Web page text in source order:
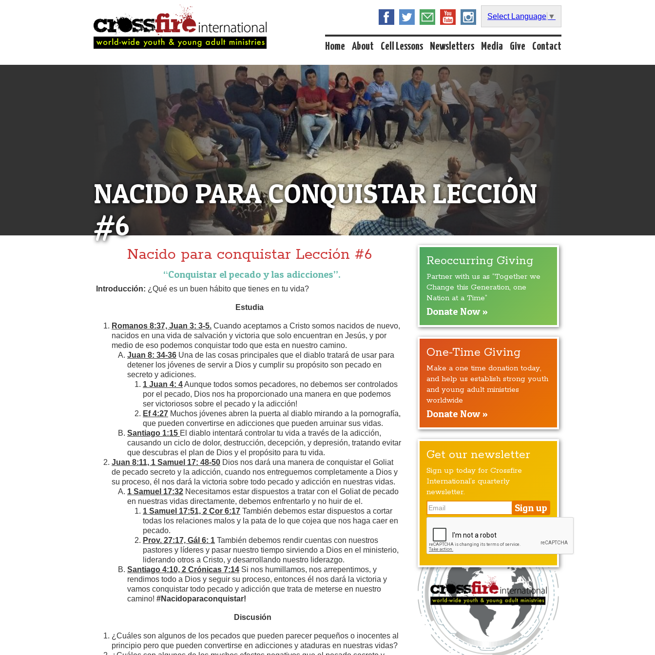
Select Language ▼
Home About Cell Lessons Newsletters Media Give Contact
NACIDO PARA CONQUISTAR LECCIÓN
#6
Nacido para conquistar Lección #6
“Conquistar el pecado y las adicciones”.
Introducción: ¿Qué es un buen hábito que tienes en tu vida?
Estudia
Romanos 8:37, Juan 3: 3-5. Cuando aceptamos a Cristo somos nacidos de nuevo,
nacidos en una vida de salvación y victoria que solo encuentran en Jesús, y por
medio de eso podemos conquistar todo que esta en nuestro camino.
Juan 8: 34-36 Una de las cosas principales que el diablo tratará de usar para
detener los jóvenes de servir a Dios y cumplir su propósito son pecado en
secreto y adiciones.
1 Juan 4: 4Aunque todos somos pecadores, no debemos ser controlados
por el pecado, Dios nos ha proporcionado una manera en que podemos
ser victoriosos sobre el pecado y la adicción!
Ef 4:27 Muchos jóvenes abren la puerta al diablo mirando a la pornografía,
que pueden convertirse en adicciones que pueden arruinar sus vidas.
Santiago 1:15 El diablo intentará controlar tu vida a través de la adicción,
causando un ciclo de dolor, destrucción, decepción, y depresión, tratando evitar
que descubras el plan de Dios y el propósito para tu vida.
Juan 8:11, 1 Samuel 17: 48-50 Dios nos dará una manera de conquistar el Goliat
de pecado secreto y la adicción, cuando nos entreguemos completamente a Dios y
su proceso, él nos dará la victoria sobre todo pecado y adicción en nuestras vidas.
1 Samuel 17:32 Necesitamos estar dispuestos a tratar con el Goliat de pecado
en nuestras vidas directamente, debemos enfrentarlo y no huir de el.
1 Samuel 17:51, 2 Cor 6:17 También debemos estar dispuestos a cortar
todas los relaciones malos y la pata de lo que cojea que nos haga caer en
pecado.
Prov. 27:17, Gál 6: 1 También debemos rendir cuentas con nuestros
pastores y líderes y pasar nuestro tiempo sirviendo a Dios en el ministerio,
liderando otros a Cristo, y desarrollando nuestro liderazgo.
Santiago 4:10, 2 Crónicas 7:14 Si nos humillamos, nos arrepentimos, y
rendimos todo a Dios y seguir su proceso, entonces él nos dará la victoria y
vamos conquistar todo pecado y adicción que trata de meterse en nuestro
camino! #Nacidoparaconquistar!
Discusión
¿Cuáles son algunos de los pecados que pueden parecer pequeños o inocentes al
principio pero que pueden convertirse en adicciones y ataduras en nuestras vidas?
Reoccurring Giving
Partner with us as “Together we
Change this Generation, one
Nation at a Time”
Donate Now »
One-Time Giving
Make a one time donation today,
and help us establish strong youth
and young adult ministries
worldwide
Donate Now »
Get our newsletter
Sign up today for Crossfire
International’s quarterly
newsletter.